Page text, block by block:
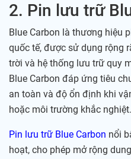
2. Pin lưu trữ
Blue Carbon là thương hiệu
quốc tế, được sử dụng rộng
trời và hệ thống lưu trữ quy
Blue Carbon đáp ứng tiêu
an toàn và độ ổn định khi
hoặc môi trường khắc nghiệt.
Pin lưu trữ Blue Carbon nổi
hoạt, cho phép mở rộng